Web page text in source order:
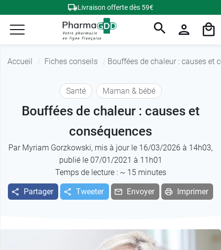
Livraison offerte dès 59€
Accueil Fiches conseils Bouffées de chaleur : causes et
Santé Maman & bébé
Bouffées de chaleur : causes et
conséquences
Par Myriam Gorzkowski, mis à jour le 16/03/2026 à 14h03,
publié le 07/01/2021 à 11h01
Temps de lecture : ~ 15minutes
Partager Tweeter Envoyer Imprimer